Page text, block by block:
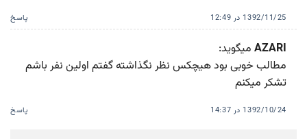
1392/11/25 در 12:49 پاسخ
AZARI میگوید:
مطالب خوبی بود هیچکس نظر نگذاشته گفتم اولین نفر باشم
تشکر میکنم
1392/10/24 در 14:37 پاسخ